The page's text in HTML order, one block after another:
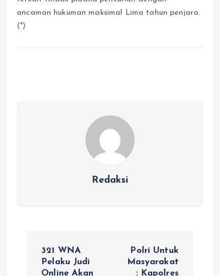
ancaman hukuman maksimal Lima tahun penjara.
(*)
Redaksi
321 WNA
Pelaku Judi
Online Akan
Polri Untuk
Masyarakat
: Kapolres